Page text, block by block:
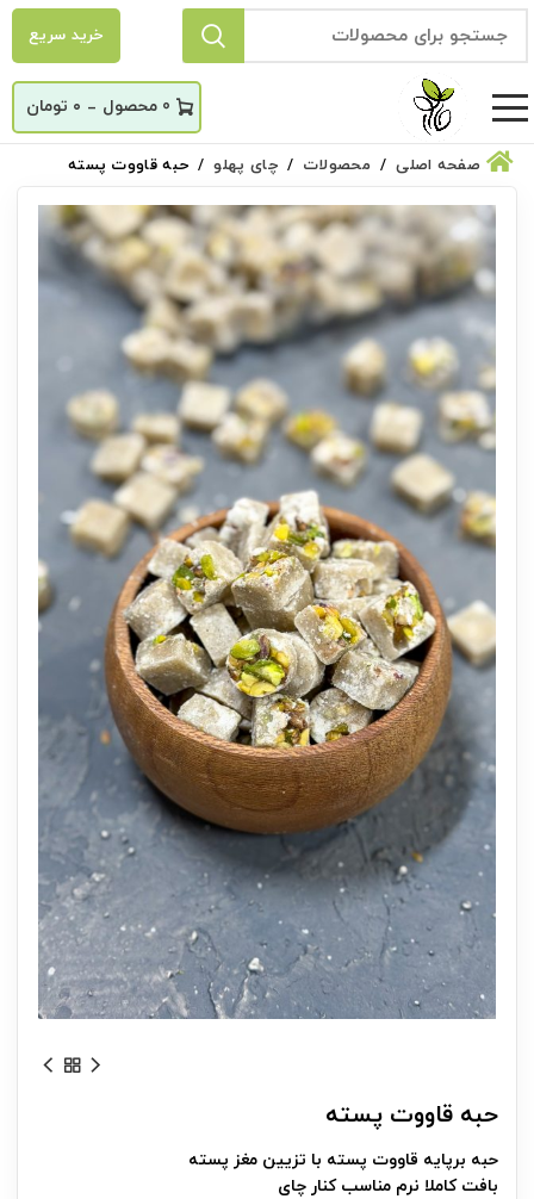
خرید سریع
0
_ ۰ تومان
صفحه اصلی محصولات چای پهلو حبه قاووت پسته
حبه قاووت پسته
حبه برپایه قاووت پسته با تزیین مغز پسته
بافت کاملا نرم مناسب کنار چای